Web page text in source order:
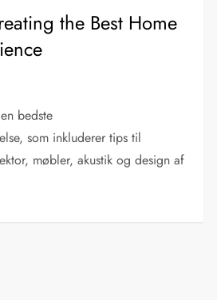
the Best Home
bedste
som inkluderer tips til
møbler, akustik og design af